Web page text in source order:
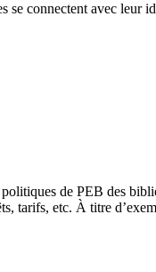
connectent avec leur
politiques de PEB des
tarifs, etc. À titre